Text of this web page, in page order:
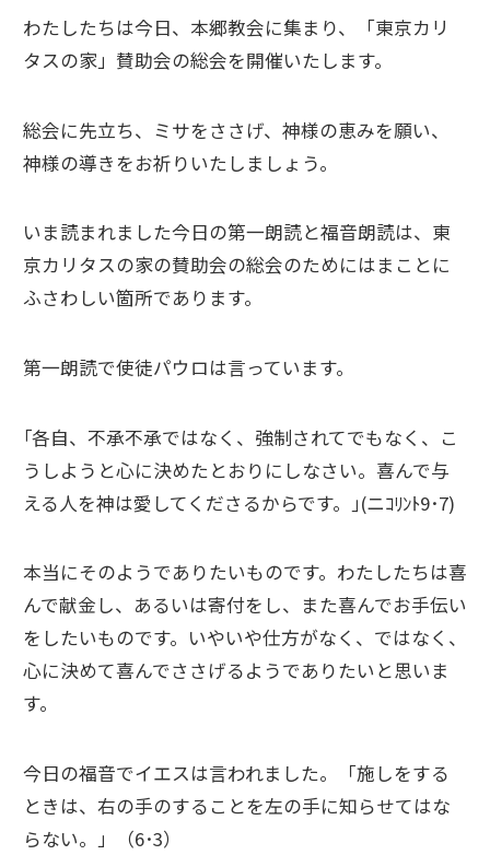
わたしたちは今日、本郷教会に集まり、「東京カリ
タスの家」賛助会の総会を開催いたします。
総会に先立ち、ミサをささげ、神様の恵みを願い、
神様の導きをお祈りいたしましょう。
いま読まれました今日の第一朗読と福音朗読は、東
京カリタスの家の賛助会の総会のためにはまことに
ふさわしい箇所であります。
第一朗読で使徒パウロは言っています。
｢各自、不承不承ではなく、強制されてでもなく、こ
うしようと心に決めたとおりにしなさい。喜んで与
える人を神は愛してくださるからです。｣(ニｺﾘﾝﾄ9･7)
本当にそのようでありたいものです。わたしたちは喜
んで献金し、あるいは寄付をし、また喜んでお手伝い
をしたいものです。いやいや仕方がなく、ではなく、
心に決めて喜んでささげるようでありたいと思いま
す。
今日の福音でイエスは言われました。「施しをする
ときは、右の手のすることを左の手に知らせてはな
らない。」（6･3）